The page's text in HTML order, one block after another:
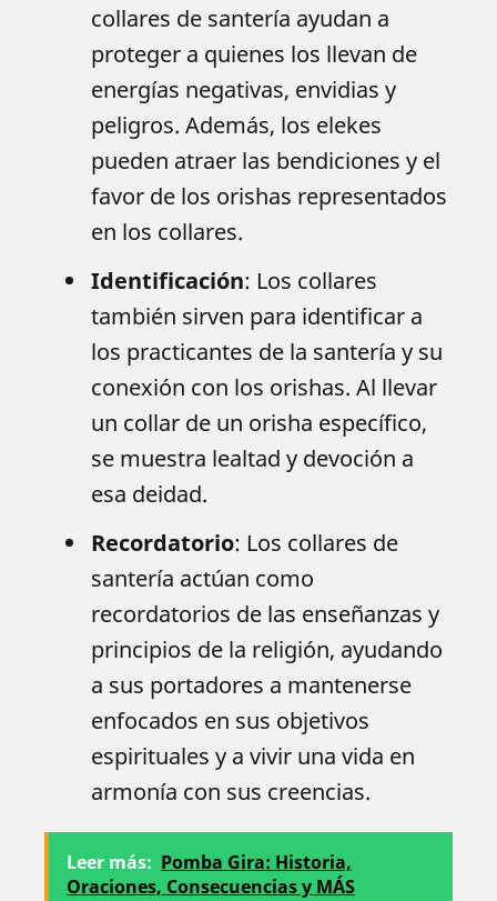
collares de santería ayudan a
proteger a quienes los llevan de
energías negativas, envidias y
peligros. Además, los elekes
pueden atraer las bendiciones y el
favor de los orishas representados
en los collares.
Identificación: Los collares
también sirven para identificar a
los practicantes de la santería y su
conexión con los orishas. Al llevar
un collar de un orisha específico,
se muestra lealtad y devoción a
esa deidad.
Recordatorio: Los collares de
santería actúan como
recordatorios de las enseñanzas y
principios de la religión, ayudando
a sus portadores a mantenerse
enfocados en sus objetivos
espirituales y a vivir una vida en
armonía con sus creencias.
Leer más: Pomba Gira: Historia,
Oraciones, Consecuencias y MÁS